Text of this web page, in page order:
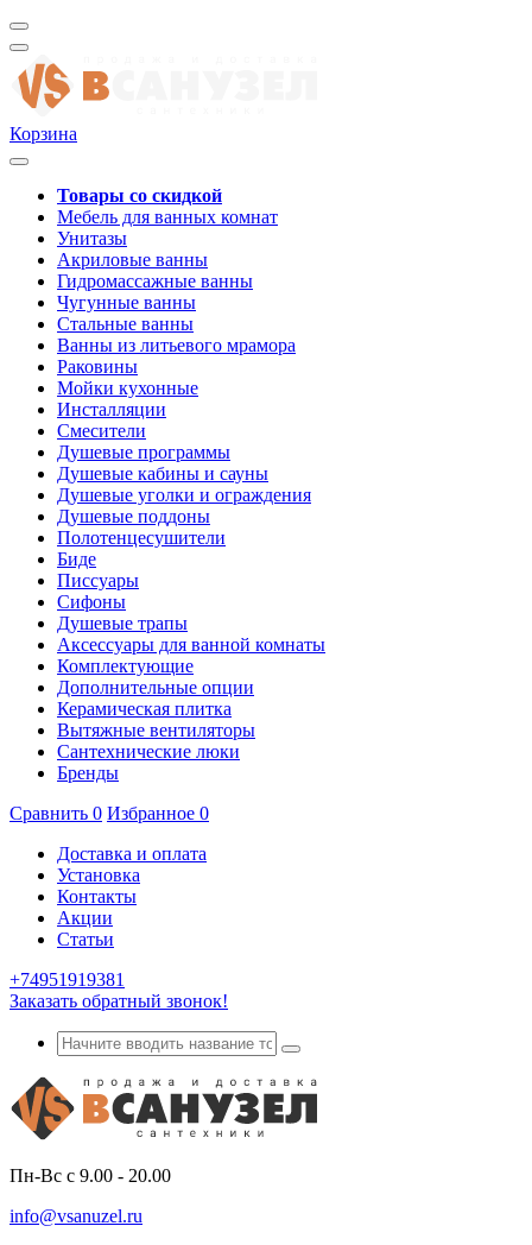
Корзина
Товары со скидкой
Мебель для ванных комнат
Унитазы
Акриловые ванны
Гидромассажные ванны
Чугунные ванны
Стальные ванны
Ванны из литьевого мрамора
Раковины
Мойки кухонные
Инсталляции
Смесители
Душевые программы
Душевые кабины и сауны
Душевые уголки и ограждения
Душевые поддоны
Полотенцесушители
Биде
Писсуары
Сифоны
Душевые трапы
Аксессуары для ванной комнаты
Комплектующие
Дополнительные опции
Керамическая плитка
Вытяжные вентиляторы
Сантехнические люки
Бренды
Сравнить 0 Избранное 0
Доставка и оплата
Установка
Контакты
Акции
Статьи
+74951919381
Заказать обратный звонок!
Пн-Вс с 9.00 - 20.00
info@vsanuzel.ru